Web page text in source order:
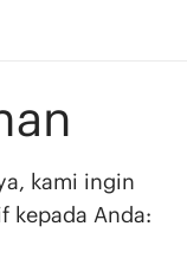
kami ingin
kepada Anda: